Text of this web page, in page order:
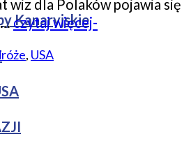
Kanaryjskie
wiz dla Polaków pojawia się
…czytaj więcej-
, USA